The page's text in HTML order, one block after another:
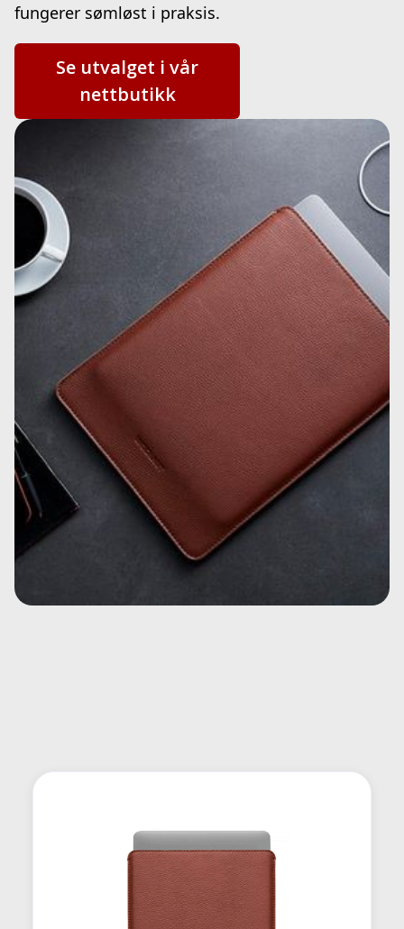
fungerer sømløst i praksis.
Se utvalget i vår
nettbutikk